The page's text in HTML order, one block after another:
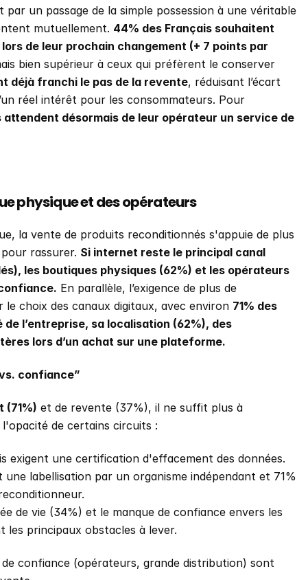
un passage de la simple possession à une véritable
mutuellement. 44% des Français souhaitent
de leur prochain changement (+ 7 points par
bien supérieur à ceux qui préfèrent le conserver
déjà franchi le pas de la revente, réduisant l’écart
réel intérêt pour les consommateurs. Pour
attendent désormais de leur opérateur un service de
physique et des opérateurs
la vente de produits reconditionnés s'appuie de plus
rassurer. Si internet reste le principal canal
les boutiques physiques (62%) et les opérateurs
En parallèle, l’exigence de plus de
choix des canaux digitaux, avec environ 71% des
l’entreprise, sa localisation (62%), des
lors d’un achat sur une plateforme.
confiance”
(71%) et de revente (37%), il ne suffit plus à
de certains circuits :
exigent une certification d'effacement des données.
une labellisation par un organisme indépendant et 71%
de vie (34%) et le manque de confiance envers les
principaux obstacles à lever.
confiance (opérateurs, grande distribution) sont